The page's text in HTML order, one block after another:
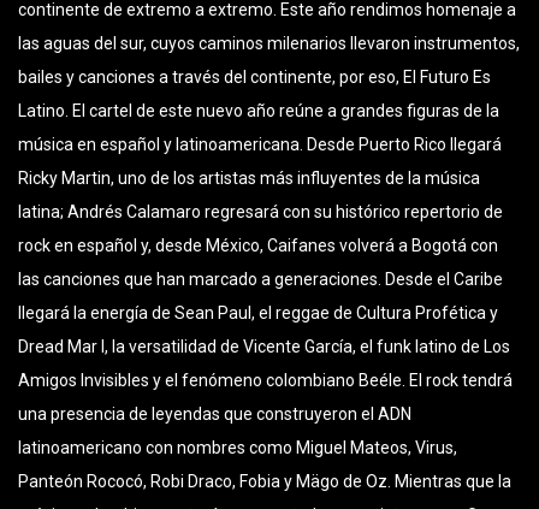
continente de extremo a extremo. Este año rendimos homenaje a
las aguas del sur, cuyos caminos milenarios llevaron instrumentos,
bailes y canciones a través del continente, por eso, El Futuro Es
Latino. El cartel de este nuevo año reúne a grandes figuras de la
música en español y latinoamericana. Desde Puerto Rico llegará
Ricky Martin, uno de los artistas más influyentes de la música
latina; Andrés Calamaro regresará con su histórico repertorio de
rock en español y, desde México, Caifanes volverá a Bogotá con
las canciones que han marcado a generaciones. Desde el Caribe
llegará la energía de Sean Paul, el reggae de Cultura Profética y
Dread Mar I, la versatilidad de Vicente García, el funk latino de Los
Amigos Invisibles y el fenómeno colombiano Beéle. El rock tendrá
una presencia de leyendas que construyeron el ADN
latinoamericano con nombres como Miguel Mateos, Virus,
Panteón Rococó, Robi Draco, Fobia y Mägo de Oz. Mientras que la